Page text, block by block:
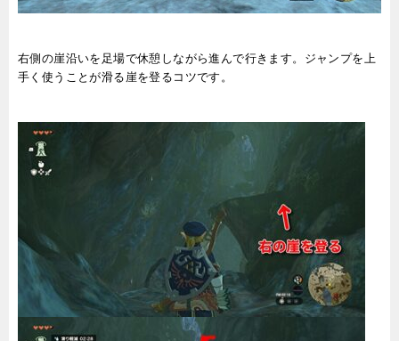
右側の崖沿いを足場で休憩しながら進んで行きます。ジャンプを上
手く使うことが滑る崖を登るコツです。